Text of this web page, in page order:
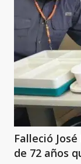
Falleció
de 72 años